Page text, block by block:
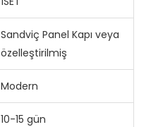
Sandviç Panel Kapı veya
özelleştirilmiş
Modern
10-15 gün